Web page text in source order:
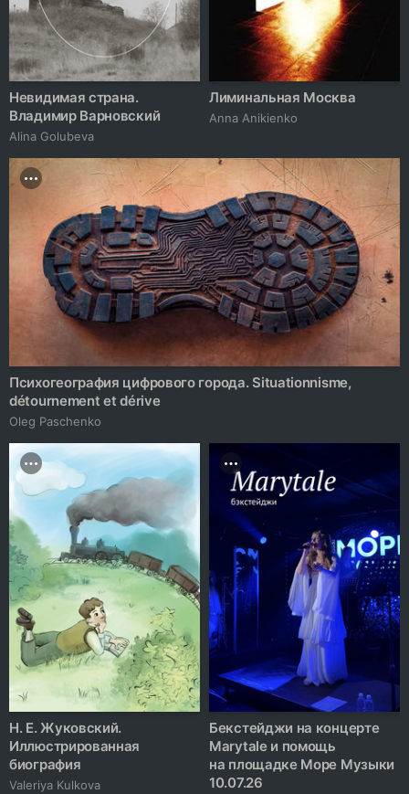
Невидимая страна.
Владимир Варновский
Alina Golubeva
Психогеография цифрового города. Situationnisme,
détournement et dérive
Oleg Paschenko
Лиминальная Москва
Anna Anikienko
Н. Е. Жуковский.
Иллюстрированная
биография
Valeriya Kulkova
Бекстейджи на концерте
Marytale и помощь
на площадке Море Музыки
10.07.26